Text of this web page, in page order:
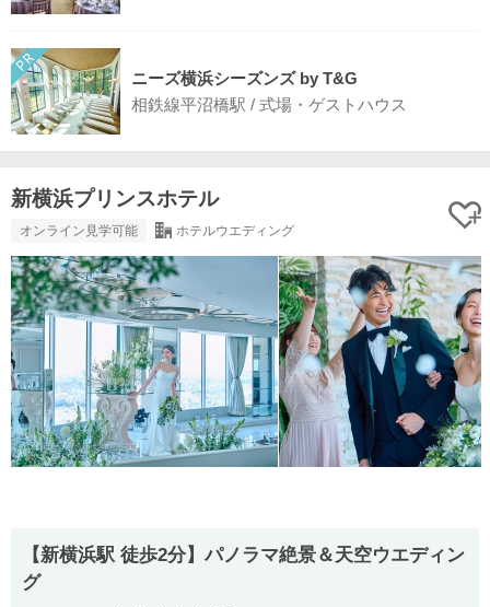
ニーズ横浜シーズンズ by T&G
相鉄線平沼橋駅 / 式場・ゲストハウス
新横浜プリンスホテル
オンライン見学可能 ホテルウエディング
【新横浜駅 徒歩2分】パノラマ絶景＆天空ウエディン
グ